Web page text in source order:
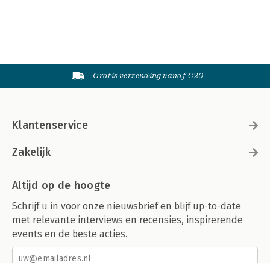
Gratis verzending vanaf €20
Klantenservice
Zakelijk
Altijd op de hoogte
Schrijf u in voor onze nieuwsbrief en blijf up-to-date
met relevante interviews en recensies, inspirerende
events en de beste acties.